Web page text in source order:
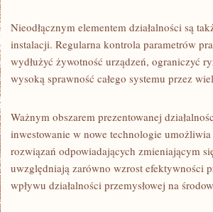
Nieodłącznym elementem działalności są
instalacji. Regularna kontrola parametrów
wydłużyć żywotność urządzeń, ograniczyć
wysoką sprawność całego systemu przez
Ważnym obszarem prezentowanej
inwestowanie w nowe technologie
rozwiązań odpowiadających zmieniającym
uwzględniają zarówno wzrost efektywności
wpływu działalności przemysłowej na